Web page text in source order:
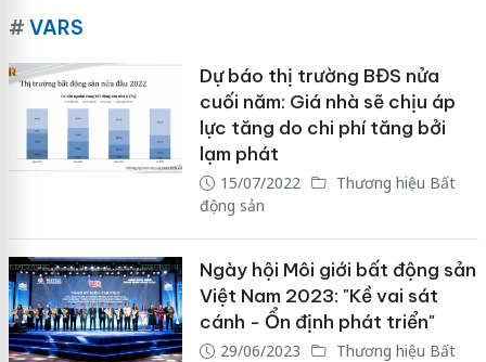
# VARS
Dự báo thị trường BĐS nửa
cuối năm: Giá nhà sẽ chịu áp
lực tăng do chi phí tăng bởi
lạm phát
15/07/2022
Thương hiệu Bất
động sản
Ngày hội Môi giới bất động sản
Việt Nam 2023: "Kề vai sát
cánh - Ổn định phát triển"
29/06/2023
Thương hiệu Bất